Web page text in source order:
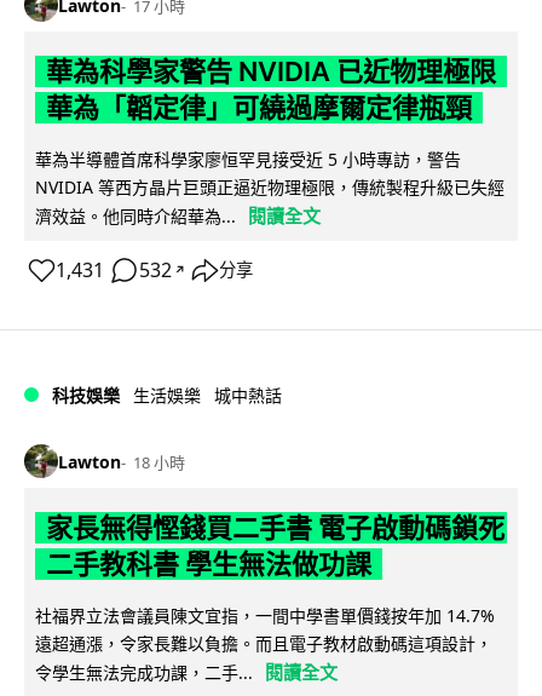
Lawton 17 小時
華為科學家警告 NVIDIA 已近物理極限
華為「韜定律」可繞過摩爾定律瓶頸
華為半導體首席科學家廖恒罕見接受近 5 小時專訪，警告
NVIDIA 等西方晶片巨頭正逼近物理極限，傳統製程升級已失經
濟效益。他同時介紹華為...
閱讀全文
1,431 532 ↗ 分享
科技娛樂 生活娛樂 城中熱話
Lawton 18 小時
家長無得慳錢買二手書 電子啟動碼鎖死
二手教科書 學生無法做功課
社福界立法會議員陳文宜指，一間中學書單價錢按年加 14.7%
遠超通漲，令家長難以負擔。而且電子教材啟動碼這項設計，
令學生無法完成功課，二手...
閱讀全文